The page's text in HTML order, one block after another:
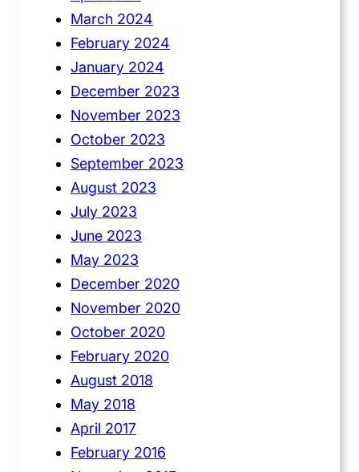
March 2024
February 2024
January 2024
December 2023
November 2023
October 2023
September 2023
August 2023
July 2023
June 2023
May 2023
December 2020
November 2020
October 2020
February 2020
August 2018
May 2018
April 2017
February 2016